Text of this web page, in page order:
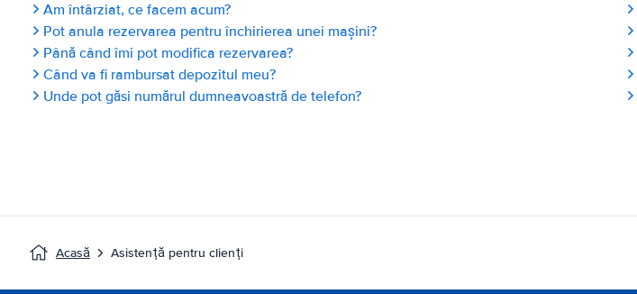
Am întârziat, ce facem acum?
Pot anula rezervarea pentru închirierea unei mașini?
Până când îmi pot modifica rezervarea?
Când va fi rambursat depozitul meu?
Unde pot găsi numărul dumneavoastră de telefon?
Acasă Asistență pentru clienți